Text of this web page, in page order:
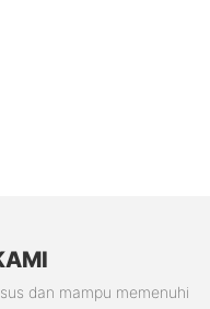
dan mampu memenuhi